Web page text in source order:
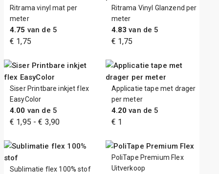
Ritrama vinyl mat per
meter
4.75 van de 5
€ 1,75
Ritrama Vinyl Glanzend per
meter
4.83 van de 5
€ 1,75
Siser Printbare inkjet flex
EasyColor
4.00 van de 5
€ 1,95 - € 3,90Prijsklasse:
tot
Applicatie tape met drager
per meter
4.20 van de 5
€ 1
Sublimatie flex 100% stof
PoliTape Premium Flex
Uitverkoop